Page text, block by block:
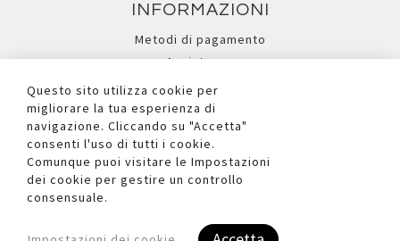
INFORMAZIONI
Metodi di pagamento
Assistenza
Ricerca avanzata
I NOSTRI SOCIAL
Questo sito utilizza cookie per
migliorare la tua esperienza di
navigazione. Cliccando su "Accetta"
consenti l'uso di tutti i cookie.
Comunque puoi visitare le Impostazioni
dei cookie per gestire un controllo
consensuale.